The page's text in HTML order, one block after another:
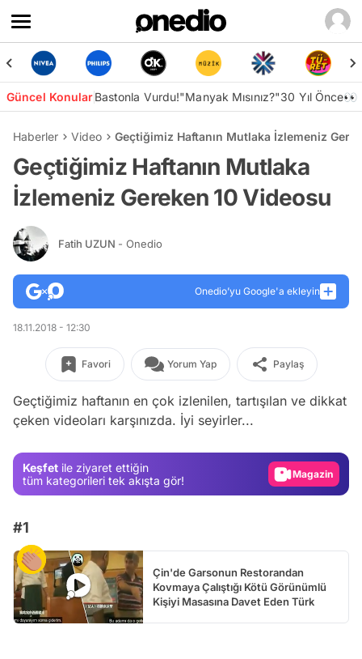
Güncel KonularBastonla Vurdu!"Manyak Mısınız?"30 Yıl Önce👀
Haberler Video Geçtiğimiz Haftanın Mutlaka İzlemeniz
Geçtiğimiz Haftanın Mutlaka
İzlemeniz Gereken 10 Videosu
Fatih UZUN - Onedio
Onedio’yu Google'a ekleyin
18.11.2018 - 12:30
Favori Yorum Yap Paylaş
Geçtiğimiz haftanın en çok izlenilen, tartışılan ve dikkat
çeken videoları karşınızda. İyi seyirler...
Keşfet ile ziyaret ettiğin
tüm kategorileri tek akışta gör!
Video
Magazin
#1
Çin'de Garsonun Restorandan
Kovmaya Çalıştığı Kötü Görünümlü
Kişiyi Masasına Davet Eden Türk